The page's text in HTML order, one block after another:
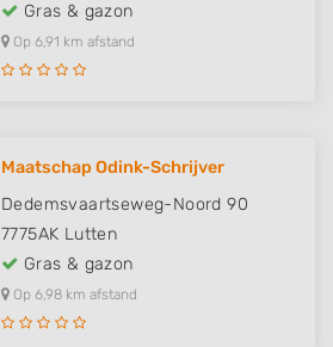
Gras & gazon
Op 6,91 km afstand
Maatschap Odink-Schrijver
Dedemsvaartseweg-Noord 90
7775AK Lutten
Gras & gazon
Op 6,98 km afstand